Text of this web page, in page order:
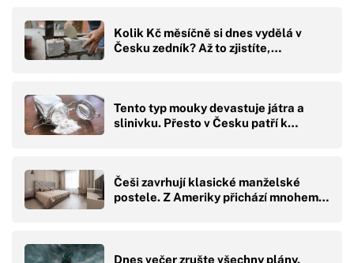
Kolik Kč měsíčně si dnes vydělá v
Česku zedník? Až to zjistíte,…
Tento typ mouky devastuje játra a
slinivku. Přesto v Česku patří k…
Češi zavrhují klasické manželské
postele. Z Ameriky přichází mnohem…
Dnes večer zrušte všechny plány.